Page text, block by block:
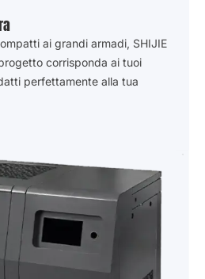
ai grandi armadi, SHIJIE
corrisponda ai tuoi
perfettamente alla tua